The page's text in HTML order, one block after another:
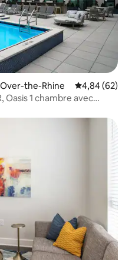
the-Rhine Évaluation
4,84 (62)
Oasis 1 chambre avec